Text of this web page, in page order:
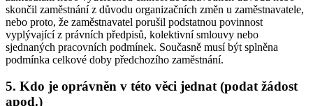
skončil zaměstnání z důvodu organizačních změn u zaměstnavatele,
nebo proto, že zaměstnavatel porušil podstatnou povinnost
vyplývající z právních předpisů, kolektivní smlouvy nebo
sjednaných pracovních podmínek. Současně musí být splněna
podmínka celkové doby předchozího zaměstnání.
5. Kdo je oprávněn v této věci jednat (podat žádost
apod.)